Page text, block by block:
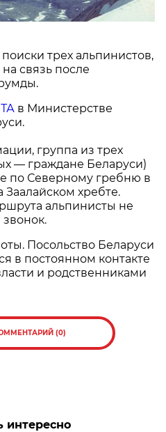
трех альпинистов,
связь после
в Министерстве
группа из трех
— граждане Беларуси)
по Северному гребню в
хребте.
альпинисты не
Посольство Беларуси
в постоянном контакте
и родственниками
(0)
интересно